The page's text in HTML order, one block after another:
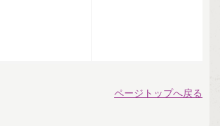
ページトップへ戻る